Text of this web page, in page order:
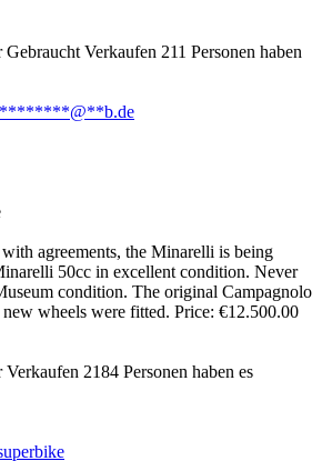
Gebraucht Verkaufen 211 Personen haben
agreements, the Minarelli is being
50cc in excellent condition. Never
condition. The original Campagnolo
wheels were fitted. Price: €12.500.00
Verkaufen 2184 Personen haben es